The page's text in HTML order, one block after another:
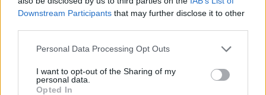
Downstream Participants that may further disclose it to other
Personal Data Processing Opt Outs
I want to opt-out of the Sharing of my
personal data.
Opted In